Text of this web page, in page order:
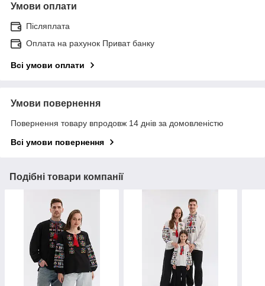
Умови оплати
Післяплата
Оплата на рахунок Приват банку
Всі умови оплати
Умови повернення
Повернення товару впродовж 14 днів за домовленістю
Всі умови повернення
Подібні товари компанії